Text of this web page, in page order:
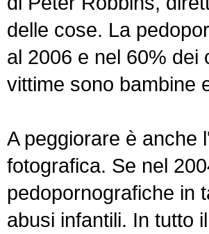
delle cose. La
al 2006 e nel 60% dei
vittime sono bambine
A peggiorare è anche
fotografica. Se nel
pedopornografiche in
abusi infantili. In tutto